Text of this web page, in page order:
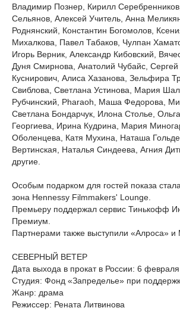
Владимир Познер, Кирилл
Сельянов, Алексей Учитель, Анна
Роднянский, Константин Богомолов,
Михалкова, Павел Табаков, Чулпан
Игорь Верник, Александр Кибовский,
Дуня Смирнова, Анатолий Чубайс,
Куснирович, Алиса Хазанова, Зельфира
Свиблова, Светлана Устинова, Мария
Рубчинский, Pharaoh, Маша Федорова,
Светлана Бондарчук, Илона Столье,
Георгиева, Ирина Кудрина, Мария
Оболенцева, Катя Мухина, Наташа
Вертинская, Наталья Синдеева, Агния
другие.
Особым подарком для гостей показа
зона Hennessy Filmmakers' Lounge.
Премьеру поддержал сервис Тинькофф
Премиум.
Партнерами также выступили «Алроса» и
СЕВЕРНЫЙ ВЕТЕР
Дата выхода в прокат в России: 6
Студия: Фонд «Запределье» при
Жанр: драма
Режиссер: Рената Литвинова